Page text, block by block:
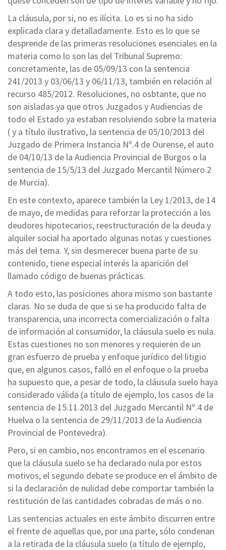
La cláusula, por si, no es ilícita. Lo es si no ha sido
explicada clara y detalladamente. Esto es lo que se
desprende de las primeras resoluciones esenciales en la
materia como lo son las del Tribunal Supremo:
concretamente, las de 05/09/13 con la sentencia
241/2013 y 03/06/13 y 06/11/13, también en relación al
recurso 485/2012. Resoluciones, no osbtante, que no
son aisladas ya que otros Juzgados y Audiencias de
todo el Estado ya estaban resolviendo sobre la materia
( y a título ilustrativo, la sentencia de 05/10/2013 del
Juzgado de Primera Instancia Nº.4 de Ourense, el auto
de 04/10/13 de la Audiencia Provincial de Burgos o la
sentencia de 15/5/13 del Juzgado Mercantil Número 2
de Murcia).
En este contexto, aparece también la Ley 1/2013, de 14
de mayo, de medidas para reforzar la protección a los
deudores hipotecarios, reestructuración de la deuda y
alquiler social ha aportado algunas notas y cuestiones
más del tema. Y, sin desmerecer buena parte de su
contenido, tiene especial interés la aparición del
llamado código de buenas prácticas.
A todo esto, las posiciones ahora mismo son bastante
claras. No se duda de que si se ha producido falta de
transparencia, una incorrecta comercialización o falta
de información al consumidor, la cláusula suelo es nula.
Estas cuestiones no son menores y requieren de un
gran esfuerzo de prueba y enfoque jurídico del litigio
que, en algunos casos, falló en el enfoque o la prueba
ha supuesto que, a pesar de todo, la cláusula suelo haya
considerado válida (a título de ejemplo, los casos de la
sentencia de 15.11.2013 del Juzgado Mercantil Nº.4 de
Huelva o la sentencia de 29/11/2013 de la Audiencia
Provincial de Pontevedra).
Pero, si en cambio, nos encontramos en el escenario
que la cláusula suelo se ha declarado nula por estos
motivos, el segundo debate se produce en el ámbito de
si la declaración de nulidad debe comportar también la
restitución de las cantidades cobradas de más o no.
Las sentencias actuales en este ámbito discurren entre
el frente de aquellas que, por una parte, sólo condenan
a la retirada de la cláusula suelo (a título de ejemplo,